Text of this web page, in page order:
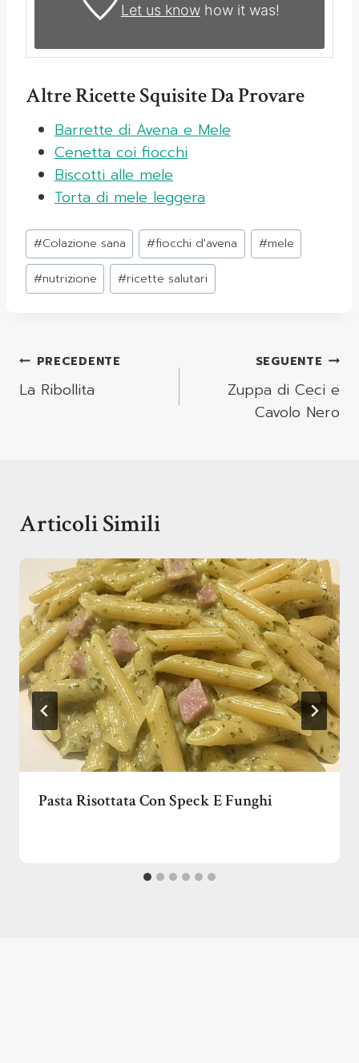
Let us knowhow it was!
Altre Ricette Squisite Da Provare
Barrette di Avena e Mele
Cenetta coi fiocchi
Biscotti alle mele
Torta di mele leggera
Tag
articolo:
#Colazione sana #fiocchi d'avena #mele
#nutrizione #ricette salutari
Navigazione
Articoli
PRECEDENTE
La Ribollita
SEGUENTE
Zuppa di Ceci e
Cavolo Nero
Articoli Simili
Pasta Risottata Con Speck E Funghi